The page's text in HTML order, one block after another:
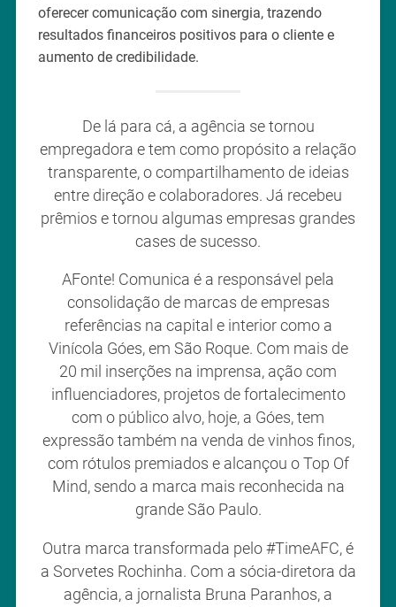
oferecer comunicação com sinergia, trazendo
resultados financeiros positivos para o cliente e
aumento de credibilidade.
De lá para cá, a agência se tornou
empregadora e tem como propósito a relação
transparente, o compartilhamento de ideias
entre direção e colaboradores. Já recebeu
prêmios e tornou algumas empresas grandes
cases de sucesso.
AFonte! Comunica é a responsável pela
consolidação de marcas de empresas
referências na capital e interior como a
Vinícola Góes, em São Roque. Com mais de
20 mil inserções na imprensa, ação com
influenciadores, projetos de fortalecimento
com o público alvo, hoje, a Góes, tem
expressão também na venda de vinhos finos,
com rótulos premiados e alcançou o Top Of
Mind, sendo a marca mais reconhecida na
grande São Paulo.
Outra marca transformada pelo #TimeAFC, é
a Sorvetes Rochinha. Com a sócia-diretora da
agência, a jornalista Bruna Paranhos, a